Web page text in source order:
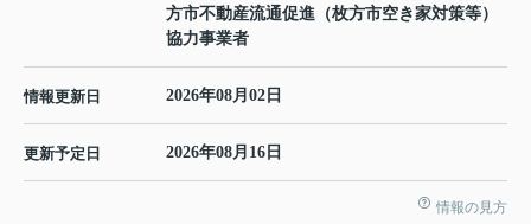
方市不動産流通促進（枚方市空き家対策等）
協力事業者
情報更新日 2026年08月02日
更新予定日 2026年08月16日
情報の見方